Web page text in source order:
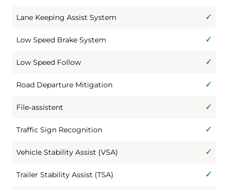
Lane Keeping Assist System
Low Speed Brake System
Low Speed Follow
Road Departure Mitigation
File-assistent
Traffic Sign Recognition
Vehicle Stability Assist (VSA)
Trailer Stability Assist (TSA)